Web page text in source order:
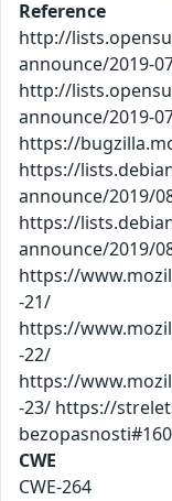
Reference
http://
announce/2019-
http://
announce/2019-
https://
https://
announce/2019/
https://
announce/2019/
https://
-21/
https://
-22/
https://
-23/ https://
CWE
CWE-264